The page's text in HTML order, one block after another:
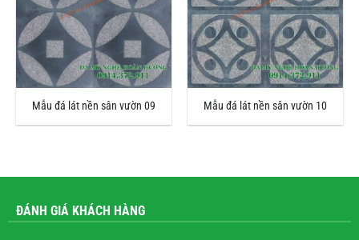
Mẫu đá lát nền sân vườn 09 Mẫu đá lát nền sân vườn 10
ĐÁNH GIÁ KHÁCH HÀNG